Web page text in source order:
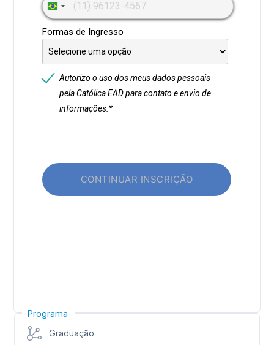
Programa
Graduação